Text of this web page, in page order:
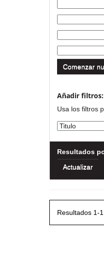
Comenzar
Añadir filtros:
Usa los filtros
Resultados
Resultados 1-1